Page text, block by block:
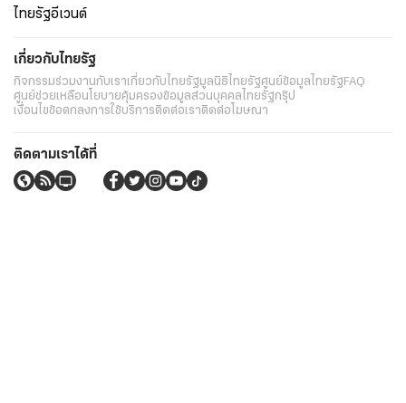
ไทยรัฐอีเวนต์
เกี่ยวกับไทยรัฐ
กิจกรรมร่วมงานกับเราเกี่ยวกับไทยรัฐมูลนิธิไทยรัฐศูนย์ข้อมูลไทยรัฐFAQ
ศูนย์ช่วยเหลือนโยบายคุ้มครองข้อมูลส่วนบุคคลไทยรัฐกรุ๊ป
เงื่อนไขข้อตกลงการใช้บริการติดต่อเราติดต่อโฆษณา
ติดตามเราได้ที่